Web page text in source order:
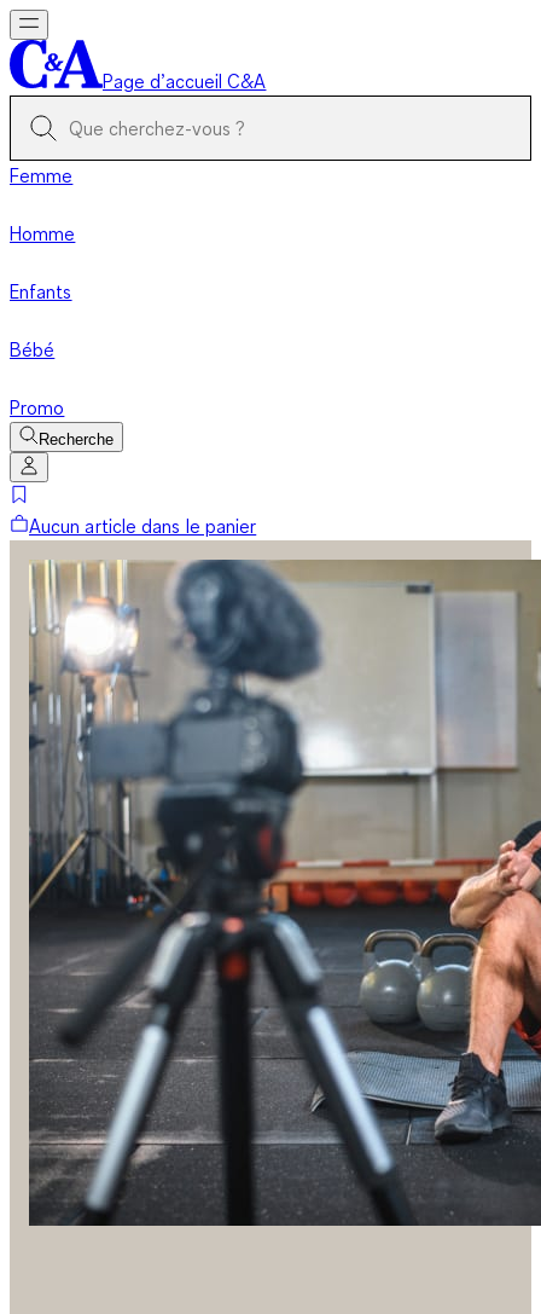
Page d’accueil C&A
Femme
Homme
Enfants
Bébé
Promo
Recherche
Aucun article dans le panier